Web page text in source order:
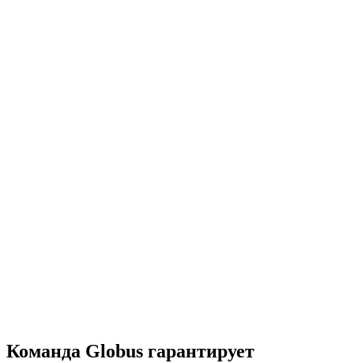
Команда Globus гарантирует